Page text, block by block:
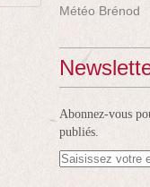
Météo Brénod
Abonnez-vous
publiés.